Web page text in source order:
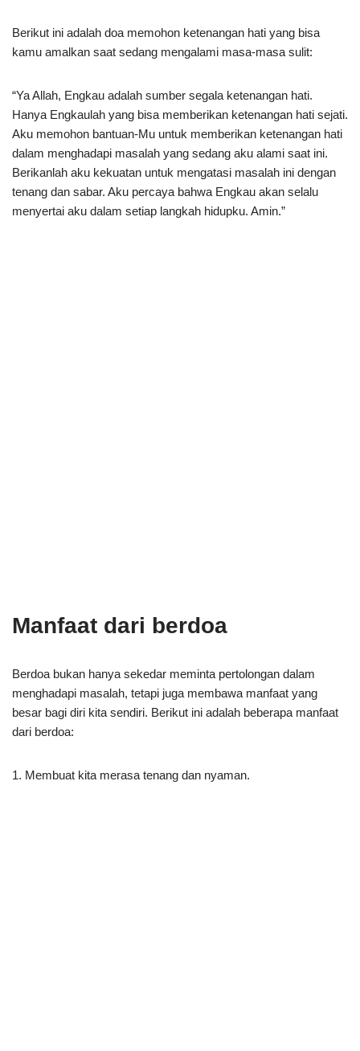
Berikut ini adalah doa memohon ketenangan hati yang bisa
kamu amalkan saat sedang mengalami masa-masa sulit:
“Ya Allah, Engkau adalah sumber segala ketenangan hati.
Hanya Engkaulah yang bisa memberikan ketenangan hati sejati.
Aku memohon bantuan-Mu untuk memberikan ketenangan hati
dalam menghadapi masalah yang sedang aku alami saat ini.
Berikanlah aku kekuatan untuk mengatasi masalah ini dengan
tenang dan sabar. Aku percaya bahwa Engkau akan selalu
menyertai aku dalam setiap langkah hidupku. Amin.”
Manfaat dari berdoa
Berdoa bukan hanya sekedar meminta pertolongan dalam
menghadapi masalah, tetapi juga membawa manfaat yang
besar bagi diri kita sendiri. Berikut ini adalah beberapa manfaat
dari berdoa:
1. Membuat kita merasa tenang dan nyaman.